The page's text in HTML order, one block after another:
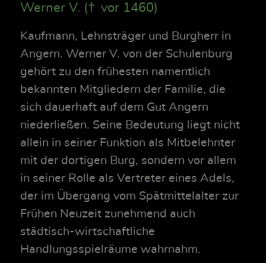
Werner V. († vor 1460)
Kaufmann, Lehnsträger und Burgherr in
Angern. Werner V. von der Schulenburg
gehört zu den frühesten namentlich
bekannten Mitgliedern der Familie, die
sich dauerhaft auf dem Gut Angern
niederließen. Seine Bedeutung liegt nicht
allein in seiner Funktion als Mitbelehnter
mit der dortigen Burg, sondern vor allem
in seiner Rolle als Vertreter eines Adels,
der im Übergang vom Spätmittelalter zur
Frühen Neuzeit zunehmend auch
städtisch-wirtschaftliche
Handlungsspielräume wahrnahm.